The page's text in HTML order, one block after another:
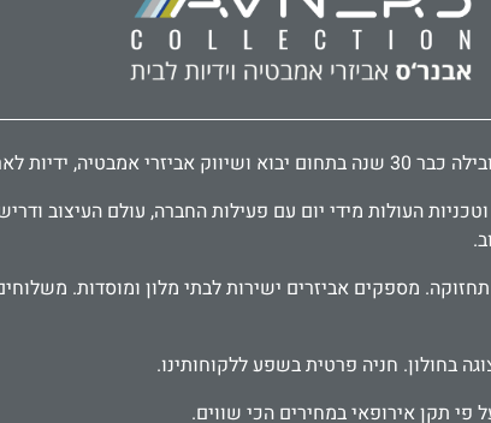
לעיצוב הבית.
העולות מידי יום עם פעילות החברה, עולם העיצוב
בחולון. חניה פרטית בשפע ללקוחותינו.
פי תקן אירופאי במחירים הכי שווים.